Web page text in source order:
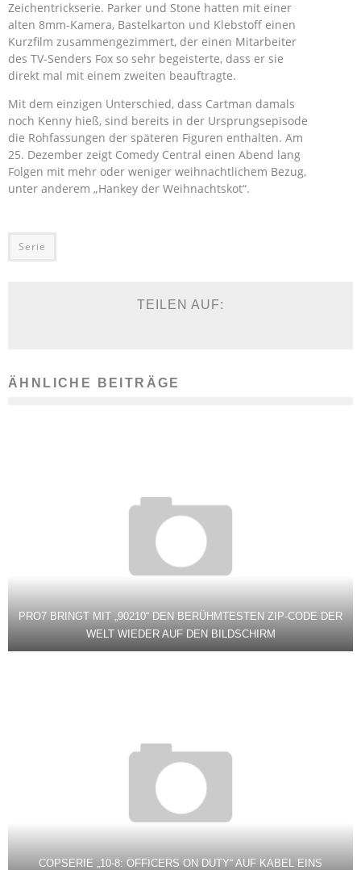
Zeichentrickserie. Parker und Stone hatten mit einer
alten 8mm-Kamera, Bastelkarton und Klebstoff einen
Kurzfilm zusammengezimmert, der einen Mitarbeiter
des TV-Senders Fox so sehr begeisterte, dass er sie
direkt mal mit einem zweiten beauftragte.
Mit dem einzigen Unterschied, dass Cartman damals
noch Kenny hieß, sind bereits in der Ursprungsepisode
die Rohfassungen der späteren Figuren enthalten. Am
25. Dezember zeigt Comedy Central einen Abend lang
Folgen mit mehr oder weniger weihnachtlichem Bezug,
unter anderem „Hankey der Weihnachtskot“.
Serie
TEILEN AUF:
ÄHNLICHE BEITRÄGE
PRO7 BRINGT MIT „90210“ DEN BERÜHMTESTEN ZIP-CODE DER
WELT WIEDER AUF DEN BILDSCHIRM
COPSERIE „10-8: OFFICERS ON DUTY“ AUF KABEL EINS